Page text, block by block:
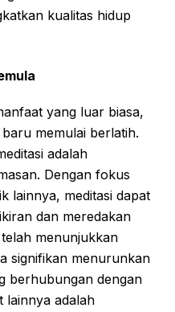
kualitas hidup
yang luar biasa,
memulai berlatih.
adalah
Dengan fokus
lainnya, meditasi dapat
dan meredakan
menunjukkan
signifikan menurunkan
berhubungan dengan
lainnya adalah